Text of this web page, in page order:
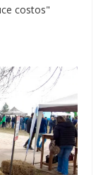
costos"